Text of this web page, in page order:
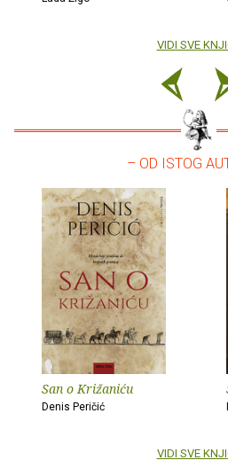
VIDI SVE
– OD ISTOG
San o Križaniću
Denis Peričić
VIDI SVE